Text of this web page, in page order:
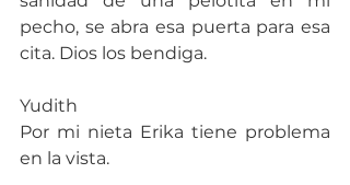
pecho, se abra esa puerta para esa
cita. Dios los bendiga.
Yudith
Por mi nieta Erika tiene problema
en la vista.